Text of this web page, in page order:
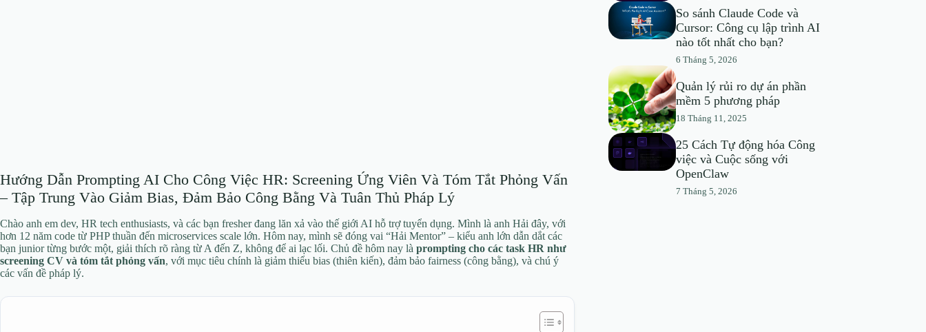
Hướng Dẫn Prompting AI Cho Công Việc HR: Screening Ứng Viên Và Tóm Tắt Phỏng Vấn
– Tập Trung Vào Giảm Bias, Đảm Bảo Công Bằng Và Tuân Thủ Pháp Lý
Chào anh em dev, HR tech enthusiasts, và các bạn fresher đang lăn xả vào thế giới AI hỗ trợ tuyển dụng. Mình là anh Hải đây, với
hơn 12 năm code từ PHP thuần đến microservices scale lớn. Hôm nay, mình sẽ đóng vai “Hải Mentor” – kiểu anh lớn dẫn dắt các
bạn junior từng bước một, giải thích rõ ràng từ A đến Z, không để ai lạc lối. Chủ đề hôm nay là prompting cho các task HR như
screening CV và tóm tắt phỏng vấn, với mục tiêu chính là giảm thiểu bias (thiên kiến), đảm bảo fairness (công bằng), và chú ý
các vấn đề pháp lý.
So sánh Claude Code và
Cursor: Công cụ lập trình AI
nào tốt nhất cho bạn?
6 Tháng 5, 2026
Quản lý rủi ro dự án phần
mềm 5 phương pháp
18 Tháng 11, 2025
25 Cách Tự động hóa Công
việc và Cuộc sống với
OpenClaw
7 Tháng 5, 2026